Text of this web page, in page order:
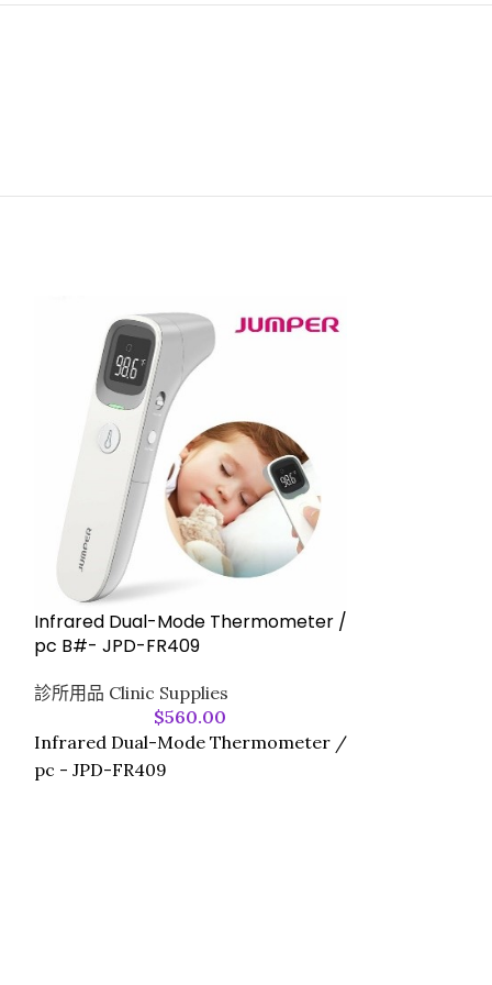
Infrared Dual-Mode Thermometer /
pc B#- JPD-FR409
診所用品 Clinic Supplies
$560.00
Infrared Dual-Mode Thermometer /
pc - JPD-FR409